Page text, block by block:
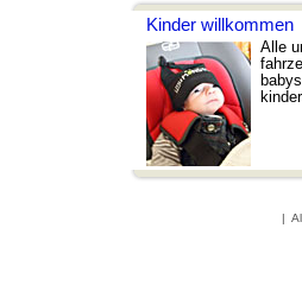
Kinder willkommen
Alle
|